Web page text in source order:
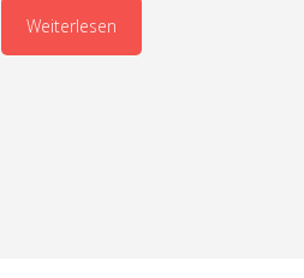
Weiterlesen